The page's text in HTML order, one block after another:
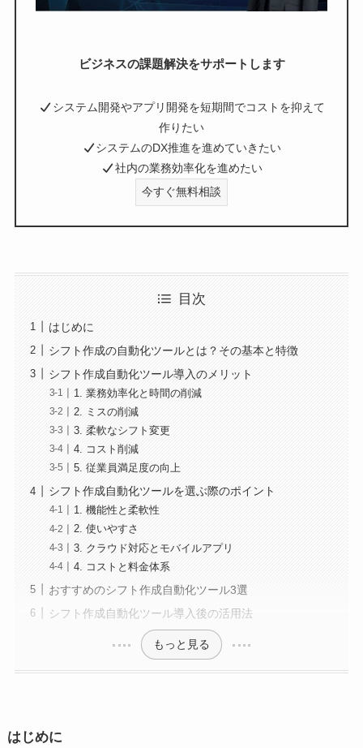
ビジネスの課題解決をサポートします
システム開発やアプリ開発を短期間でコストを抑えて
作りたい
システムのDX推進を進めていきたい
社内の業務効率化を進めたい
今すぐ無料相談
目次
はじめに
シフト作成の自動化ツールとは？その基本と特徴
シフト作成自動化ツール導入のメリット
1. 業務効率化と時間の削減
2. ミスの削減
3. 柔軟なシフト変更
4. コスト削減
5. 従業員満足度の向上
シフト作成自動化ツールを選ぶ際のポイント
1. 機能性と柔軟性
2. 使いやすさ
3. クラウド対応とモバイルアプリ
4. コストと料金体系
おすすめのシフト作成自動化ツール3選
シフト作成自動化ツール導入後の活用法
もっと見る
はじめに